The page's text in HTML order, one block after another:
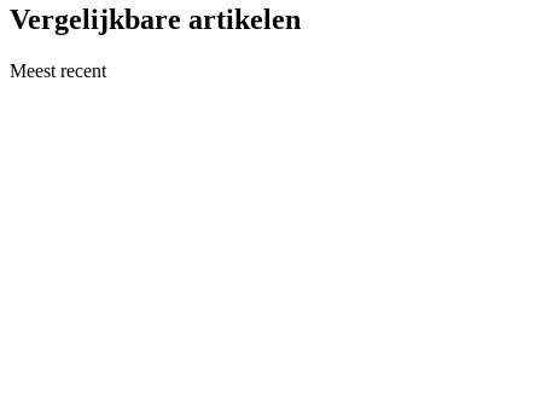
Vergelijkbare artikelen
Meest recent